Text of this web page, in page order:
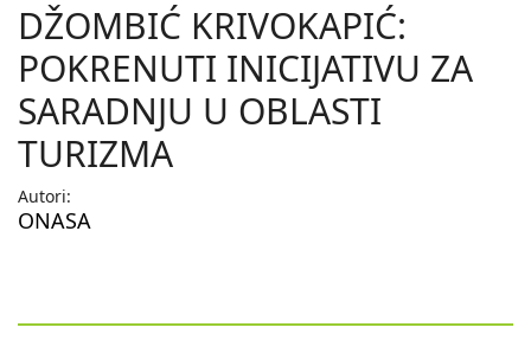
DŽOMBIĆ KRIVOKAPIĆ:
POKRENUTI INICIJATIVU ZA
SARADNJU U OBLASTI
TURIZMA
Autori:
ONASA